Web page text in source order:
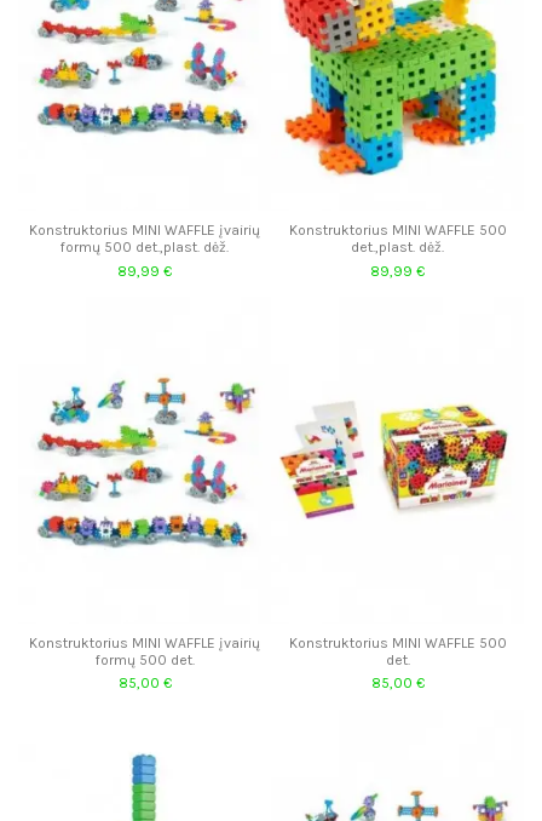
Konstruktorius MINI WAFFLE įvairių
formų 500 det.,plast. dėž.
89,99 €
Konstruktorius MINI WAFFLE 500
det.,plast. dėž.
89,99 €
Konstruktorius MINI WAFFLE įvairių
formų 500 det.
85,00 €
Konstruktorius MINI WAFFLE 500
det.
85,00 €